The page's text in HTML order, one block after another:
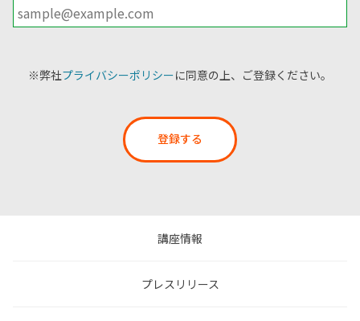
※弊社プライバシーポリシーに同意の上、ご登録ください。
登録する
講座情報
プレスリリース